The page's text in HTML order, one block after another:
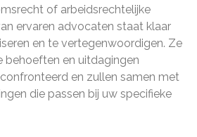
of arbeidsrechtelijke
ervaren advocaten staat klaar
en te vertegenwoordigen. Ze
behoeften en uitdagingen
en zullen samen met
die passen bij uw specifieke